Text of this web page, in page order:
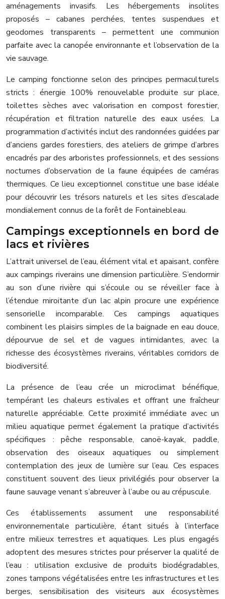
aménagements invasifs. Les hébergements insolites
proposés – cabanes perchées, tentes suspendues et
geodomes transparents – permettent une communion
parfaite avec la canopée environnante et l’observation de la
vie sauvage.
Le camping fonctionne selon des principes permaculturels
stricts : énergie 100% renouvelable produite sur place,
toilettes sèches avec valorisation en compost forestier,
récupération et filtration naturelle des eaux usées. La
programmation d’activités inclut des randonnées guidées par
d’anciens gardes forestiers, des ateliers de grimpe d’arbres
encadrés par des arboristes professionnels, et des sessions
nocturnes d’observation de la faune équipées de caméras
thermiques. Ce lieu exceptionnel constitue une base idéale
pour découvrir les trésors naturels et les sites d’escalade
mondialement connus de la forêt de Fontainebleau.
Campings exceptionnels en bord de
lacs et rivières
L’attrait universel de l’eau, élément vital et apaisant, confère
aux campings riverains une dimension particulière. S’endormir
au son d’une rivière qui s’écoule ou se réveiller face à
l’étendue miroitante d’un lac alpin procure une expérience
sensorielle incomparable. Ces campings aquatiques
combinent les plaisirs simples de la baignade en eau douce,
dépourvue de sel et de vagues intimidantes, avec la
richesse des écosystèmes riverains, véritables corridors de
biodiversité.
La présence de l’eau crée un microclimat bénéfique,
tempérant les chaleurs estivales et offrant une fraîcheur
naturelle appréciable. Cette proximité immédiate avec un
milieu aquatique permet également la pratique d’activités
spécifiques : pêche responsable, canoë-kayak, paddle,
observation des oiseaux aquatiques ou simplement
contemplation des jeux de lumière sur l’eau. Ces espaces
constituent souvent des lieux privilégiés pour observer la
faune sauvage venant s’abreuver à l’aube ou au crépuscule.
Ces établissements assument une responsabilité
environnementale particulière, étant situés à l’interface
entre milieux terrestres et aquatiques. Les plus engagés
adoptent des mesures strictes pour préserver la qualité de
l’eau : utilisation exclusive de produits biodégradables,
zones tampons végétalisées entre les infrastructures et les
berges, sensibilisation des visiteurs aux écosystèmes